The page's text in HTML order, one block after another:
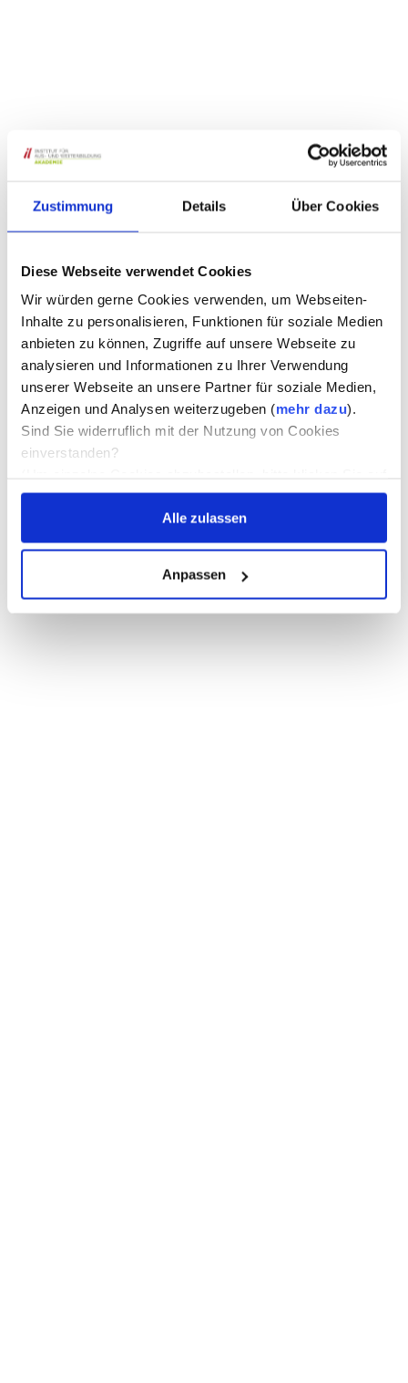
Zustimmung Details Über Cookies
Diese Webseite verwendet Cookies
Wir würden gerne Cookies verwenden, um Webseiten-
Inhalte zu personalisieren, Funktionen für soziale Medien
anbieten zu können, Zugriffe auf unsere Webseite zu
analysieren und Informationen zu Ihrer Verwendung
unserer Webseite an unsere Partner für soziale Medien,
Anzeigen und Analysen weiterzugeben (mehr dazu).
Sind Sie widerruflich mit der Nutzung von Cookies
einverstanden?
die entsprechenden Worte zB "Marketing", der
Schieberegler wird dadurch betätigt.)
Alle zulassen
Anpassen